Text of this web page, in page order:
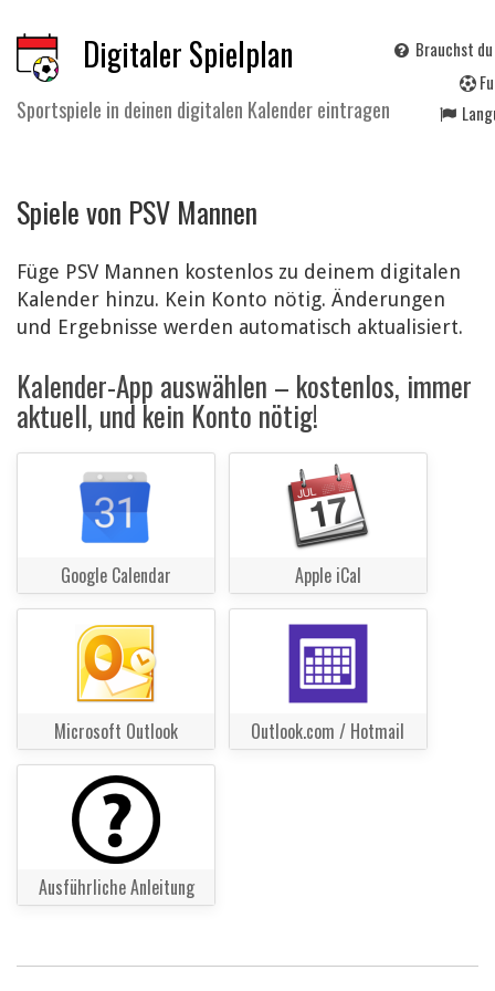
Digitaler Spielplan
Sportspiele in deinen digitalen Kalender eintragen
Brauchst
F
Spiele von PSV Mannen
Füge PSV Mannen kostenlos zu deinem digitalen
Kalender hinzu. Kein Konto nötig. Änderungen
und Ergebnisse werden automatisch aktualisiert.
Kalender-App auswählen – kostenlos, immer
aktuell, und kein Konto nötig!
Google Calendar Apple iCal
Microsoft Outlook Outlook.com / Hotmail
Ausführliche Anleitung